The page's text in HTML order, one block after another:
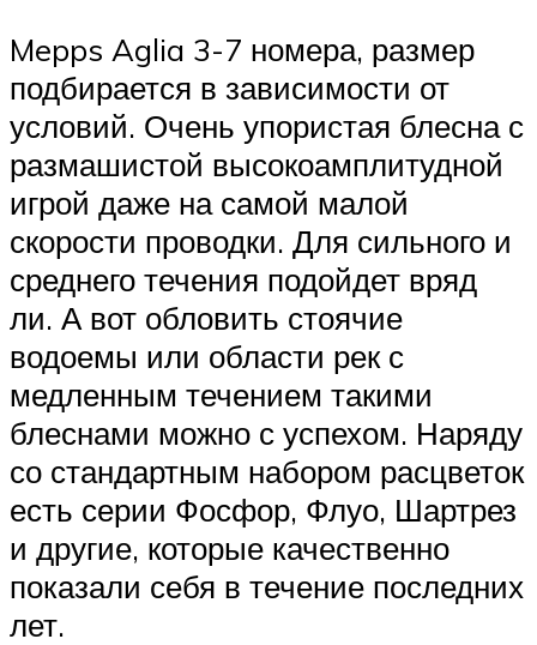
Mepps Aglia 3-7 номера, размер
подбирается в зависимости от
условий. Очень упористая блесна с
размашистой высокоамплитудной
игрой даже на самой малой
скорости проводки. Для сильного и
среднего течения подойдет вряд
ли. А вот обловить стоячие
водоемы или области рек с
медленным течением такими
блеснами можно с успехом. Наряду
со стандартным набором расцветок
есть серии Фосфор, Флуо, Шартрез
и другие, которые качественно
показали себя в течение последних
лет.